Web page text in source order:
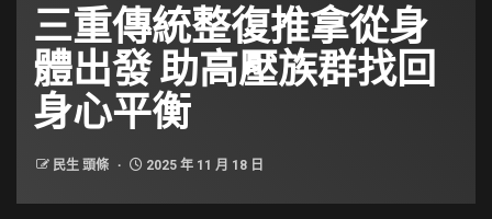
三重傳統整復推拿從身
體出發 助高壓族群找回
身心平衡
民生 頭條 2025 年 11 月 18 日